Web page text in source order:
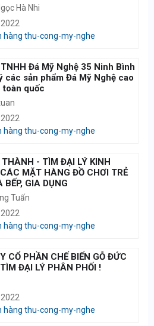
Hà Nhi
hàng thu-cong-my-nghe
Đá Mỹ Nghệ 35 Ninh Bình
các sản phẩm Đá Mỹ Nghệ cao
toàn quốc
hàng thu-cong-my-nghe
THÀNH - TÌM ĐẠI LÝ KINH
MẶT HÀNG ĐỒ CHƠI TRẺ
BẾP, GIA DỤNG
Tuấn
hàng thu-cong-my-nghe
CỔ PHẦN CHẾ BIẾN GỖ ĐỨC
ĐẠI LÝ PHÂN PHỐI !
hàng thu-cong-my-nghe